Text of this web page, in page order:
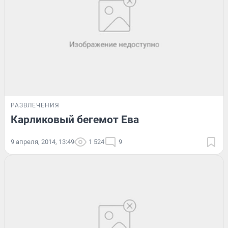
РАЗВЛЕЧЕНИЯ
Карликовый бегемот Ева
9 апреля, 2014, 13:49 1 524 9